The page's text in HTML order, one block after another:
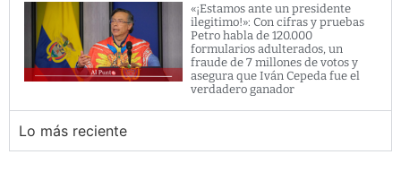
«¡Estamos ante un presidente
ilegitimo!»: Con cifras y pruebas
Petro habla de 120.000
formularios adulterados, un
fraude de 7 millones de votos y
asegura que Iván Cepeda fue el
verdadero ganador
Lo más reciente